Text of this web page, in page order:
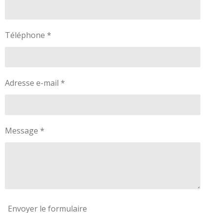
Téléphone *
Adresse e-mail *
Message *
Envoyer le formulaire